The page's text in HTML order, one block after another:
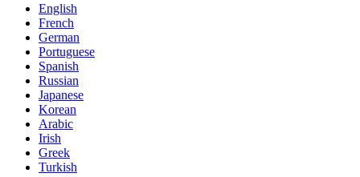
English
French
German
Portuguese
Spanish
Russian
Japanese
Korean
Arabic
Irish
Greek
Turkish